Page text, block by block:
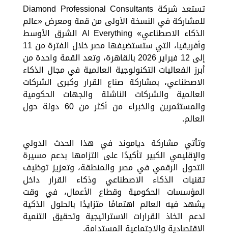
تستعد شركة Diamond Professional Consultants
للمشاركة في النسخة الأولى من قمة ومعرض «عالم
الذكاء الاصطناعي» AI Everything الشرق الأوسط
وأفريقيا، التي ستستضيفها مصر خلال الفترة من 11
إلى 12 فبراير 2026 بالقاهرة، وتعد القمة واحدة من
أبرز الفعاليات التكنولوجية العالمية في مجال الذكاء
الاصطناعي، بمشاركة صناع القرار وكبرى الشركات
العالمية والشركات الناشئة والجهات الحكومية
والمستثمرين والخبراء من أكثر من 60 دولة حول
العالم.
وتأتي مشاركة دياموند في هذا الحدث الدولي
والإقليمي الكبير تأكيدًا على التزامها بدعم مسيرة
التحول الرقمي في مصر والمنطقة، وتعزيز توظيف
تقنيات الذكاء الاصطناعي وذكاء القرار داخل
المؤسسات الحكومية وقطاع الأعمال، في وقت
يشهد فيه العالم اهتمامًا متزايدًا بالحلول الذكية
لدعم اتخاذ القرارات الاستراتيجية وتحقيق التنمية
الاقتصادية والاجتماعية المستدامة.